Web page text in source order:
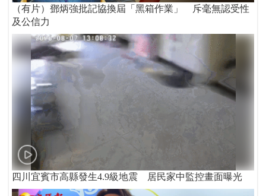
（有片）鄧炳強批記協換屆「黑箱作業」 斥毫無認受性
及公信力
四川宜賓市高縣發生4.9級地震 居民家中監控畫面曝光